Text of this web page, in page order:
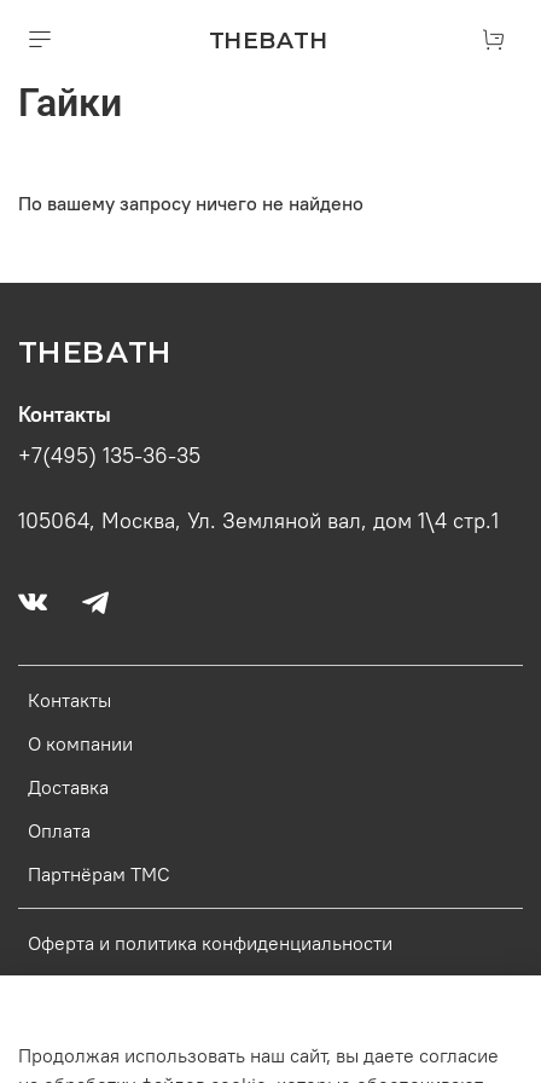
THEBATH
Гайки
По вашему запросу ничего не найдено
THEBATH
Контакты
О компании
Доставка
Оплата
Партнёрам ТМС
Оферта и политика конфиденциальности
Политика обработки персональных данных
Контакты
+7(495) 135-36-35
105064, Москва, Ул. Земляной вал, дом 1\4 стр.1
Продолжая использовать наш сайт, вы даете согласие